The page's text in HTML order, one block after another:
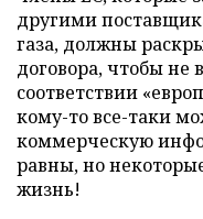
другими
газа, должны
договора, чтобы не
соответствии
кому-то все-таки
коммерческую
равны, но
жизнь!